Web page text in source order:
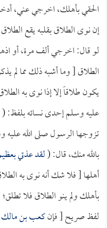
الحقي بأهلك، اخرجي عني،
إن نوى الطلاق بقلبه يقع الطلاق
لو قال: اخرجي ألف مرة، أو
الطلاق [ وما أشبه ذلك مما لم
يكون طلاقاً إلا إذا نوى به
عليه وسلم إحدى نسائه بلفظ: (
تزوجها الرسول صلى الله عليه
بالله منك، قال: (لقد عذتي
أهلها [ فلا شك أنه نوى به
بأهلك ولم ينو الطلاق فلا
لفظ صريح [ فإنكعب بن مالك